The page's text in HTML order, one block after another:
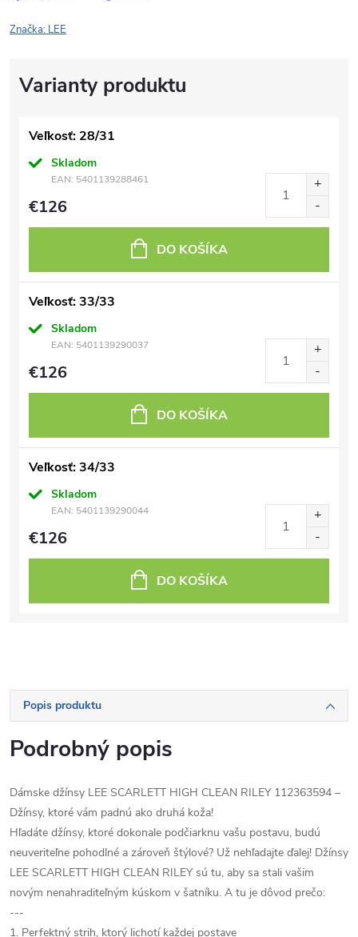
Značka: LEE
Veľkosť: 28/31
Skladom
EAN: 5401139288461
€126
DO KOŠÍKA
Veľkosť: 33/33
Skladom
EAN: 5401139290037
€126
DO KOŠÍKA
Veľkosť: 34/33
Skladom
EAN: 5401139290044
€126
DO KOŠÍKA
Popis produktu
Podrobný popis
Dámske džínsy LEE SCARLETT HIGH CLEAN RILEY 112363594 –
Džínsy, ktoré vám padnú ako druhá koža!
Hľadáte džínsy, ktoré dokonale podčiarknu vašu postavu, budú
neuveriteľne pohodlné a zároveň štýlové? Už nehľadajte ďalej! Džínsy
LEE SCARLETT HIGH CLEAN RILEY sú tu, aby sa stali vašim
novým nenahraditeľným kúskom v šatníku. A tu je dôvod prečo:
---
1. Perfektný strih, ktorý lichotí každej postave